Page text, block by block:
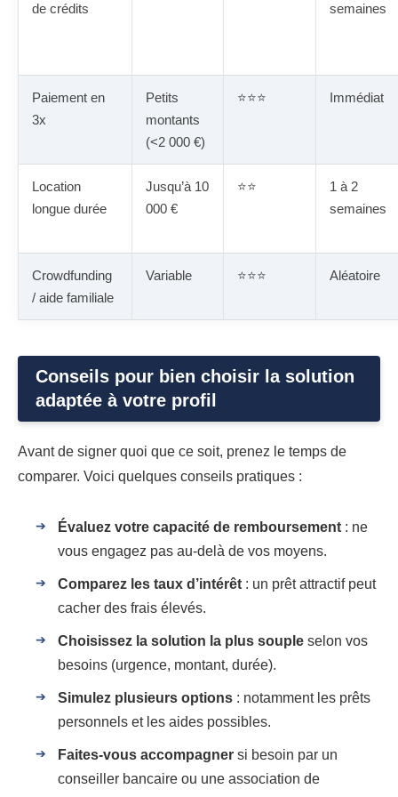
de crédits semaines
Paiement en
3x
Petits
montants
(<2 000 €)
⭐⭐⭐ Immédiat
Location
longue durée
Jusqu’à 10
000 €
⭐⭐
1 à 2
semaines
Crowdfunding
/ aide familiale
Variable ⭐⭐⭐ Aléatoire
Conseils pour bien choisir la solution
adaptée à votre profil
Avant de signer quoi que ce soit, prenez le temps de
comparer. Voici quelques conseils pratiques :
Évaluez votre capacité de remboursement : ne
vous engagez pas au-delà de vos moyens.
Comparez les taux d’intérêt : un prêt attractif peut
cacher des frais élevés.
Choisissez la solution la plus souple selon vos
besoins (urgence, montant, durée).
Simulez plusieurs options : notamment les prêts
personnels et les aides possibles.
Faites-vous accompagner si besoin par un
conseiller bancaire ou une association de